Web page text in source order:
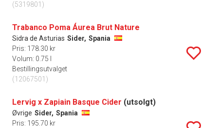
(5319801)
Trabanco Poma Áurea Brut Nature
Sidra de Asturias Sider, Spania
Pris: 178.30 kr
Volum: 0.75 l
Bestillingsutvalget
(12067501)
Lervig x Zapiain Basque Cider (utsolgt)
Øvrige Sider, Spania
Pris: 195.70 kr